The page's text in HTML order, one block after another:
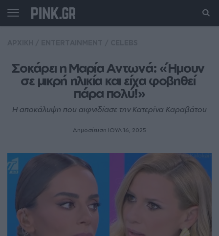
Σοκάρει η Μαρία Αντωνά: «Ήμουν
σε μικρή ηλικία και είχα φοβηθεί
πάρα πολύ!»
Η αποκάλυψη που αιφνιδίασε την Κατερίνα Καραβάτου
Δημοσίευση ΙΟΥΛ 16, 2025